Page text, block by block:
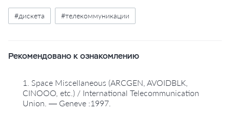
#дискета #телекоммуникации
Рекомендовано к ознакомлению
1. Space Miscellaneous (ARCGEN, AVOIDBLK,
CINOOO, etc.) / International Telecommunication
Union. — Geneve :1997.